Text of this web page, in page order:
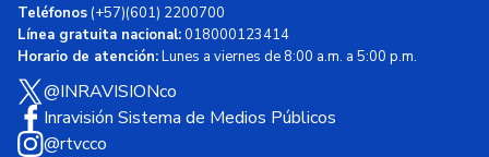
Teléfonos(+57)(601) 2200700
Línea gratuita nacional:018000123414
Horario de atención:Lunes a viernes de 8:00 a.m. a 5:00 p.m.
@INRAVISIONco
Inravisión Sistema de Medios Públicos
@rtvcco